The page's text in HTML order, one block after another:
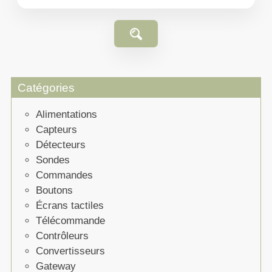
Catégories
Alimentations
Capteurs
Détecteurs
Sondes
Commandes
Boutons
Écrans tactiles
Télécommande
Contrôleurs
Convertisseurs
Gateway